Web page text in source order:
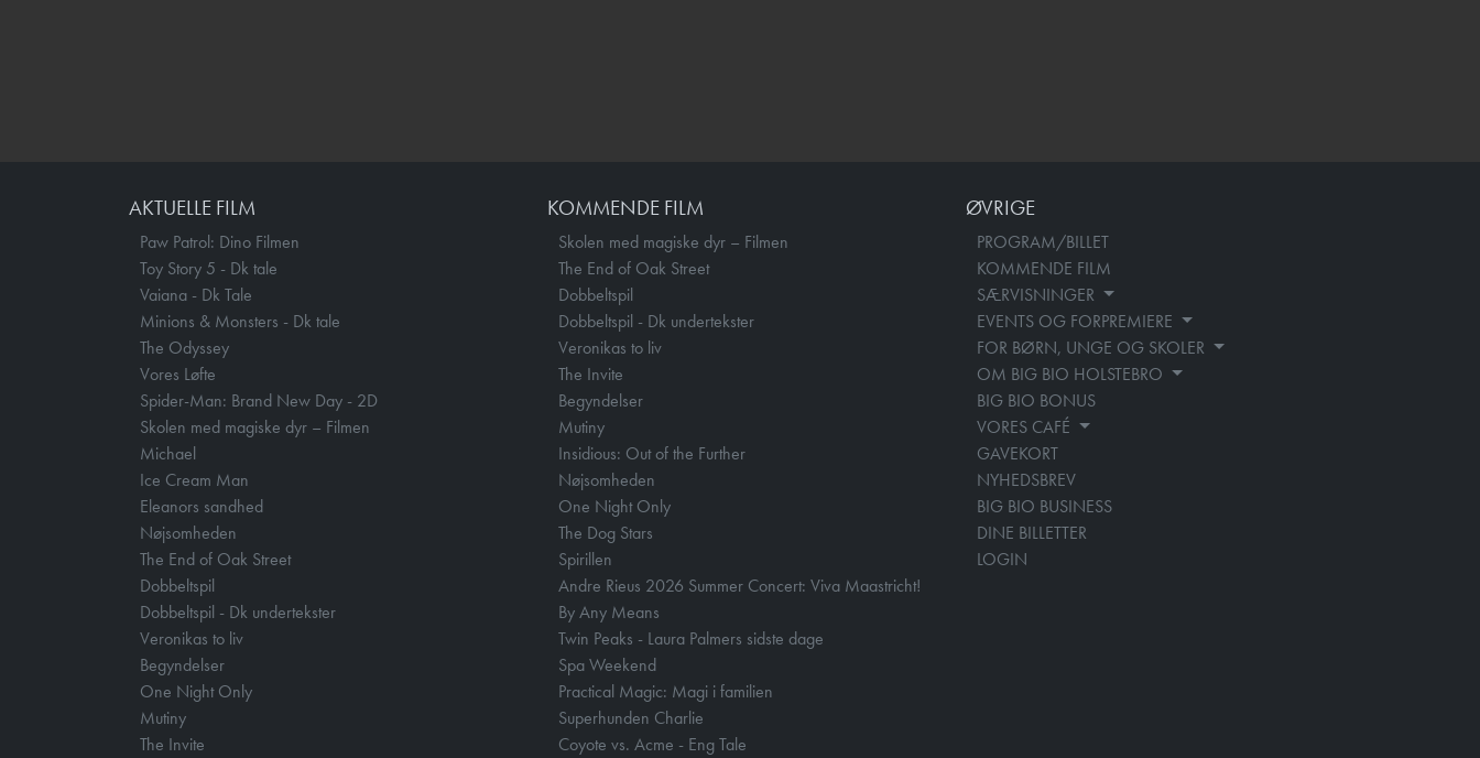
AKTUELLE FILM
Paw Patrol: Dino Filmen
Toy Story 5 - Dk tale
Vaiana - Dk Tale
Minions & Monsters - Dk tale
The Odyssey
Vores Løfte
Spider-Man: Brand New Day - 2D
Skolen med magiske dyr – Filmen
Michael
Ice Cream Man
Eleanors sandhed
Nøjsomheden
The End of Oak Street
Dobbeltspil
Dobbeltspil - Dk undertekster
Veronikas to liv
Begyndelser
One Night Only
Mutiny
The Invite
KOMMENDE FILM
Skolen med magiske dyr – Filmen
The End of Oak Street
Dobbeltspil
Dobbeltspil - Dk undertekster
Veronikas to liv
The Invite
Begyndelser
Mutiny
Insidious: Out of the Further
Nøjsomheden
One Night Only
The Dog Stars
Spirillen
Andre Rieus 2026 Summer Concert: Viva Maastricht!
By Any Means
Twin Peaks - Laura Palmers sidste dage
Spa Weekend
Practical Magic: Magi i familien
Superhunden Charlie
Coyote vs. Acme - Eng Tale
ØVRIGE
PROGRAM/BILLET
KOMMENDE FILM
SÆRVISNINGER
EVENTS OG FORPREMIERE
FOR BØRN, UNGE OG SKOLER
OM BIG BIO HOLSTEBRO
BIG BIO BONUS
VORES CAFÉ
GAVEKORT
NYHEDSBREV
BIG BIO BUSINESS
DINE BILLETTER
LOGIN